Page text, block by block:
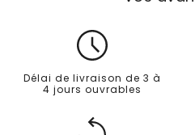
Délai de livraison de 3 à
4 jours ouvrables